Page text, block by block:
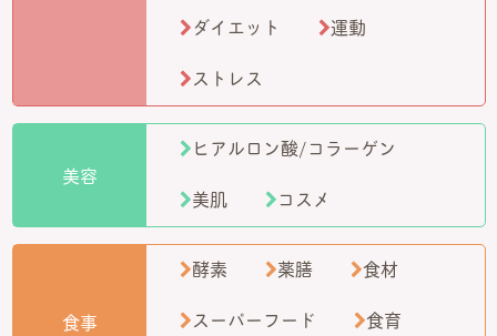
ダイエット
運動
ストレス
美容
ヒアルロン酸/コラーゲン
美肌
コスメ
食事
酵素 薬膳
食材
スーパーフード
食育